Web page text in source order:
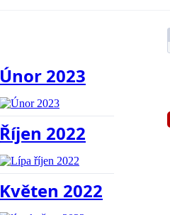
Únor 2023
Říjen 2022
Květen 2022